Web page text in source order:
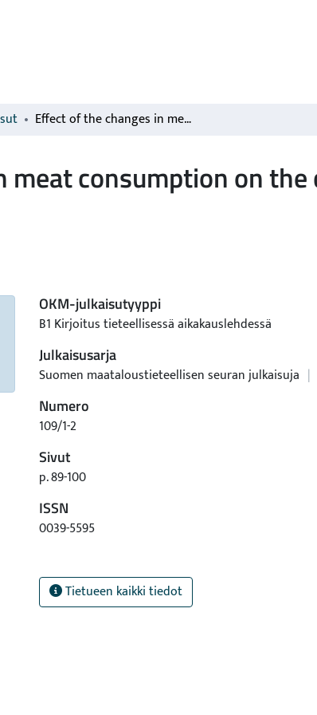
Effect of the changes in meat consumption on the consumption of other foodstuffs
meat consumption on
OKM-julkaisutyyppi
B1 Kirjoitus tieteellisessä aikakauslehdessä
Julkaisusarja
Suomen maataloustieteellisen seuran julkaisuja |
Numero
109/1-2
Sivut
p. 89-100
ISSN
0039-5595
Tietueen kaikki tiedot